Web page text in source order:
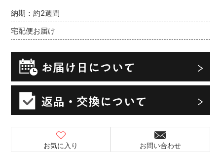
納期：約2週間
宅配便お届け
お気に入り お問い合わせ